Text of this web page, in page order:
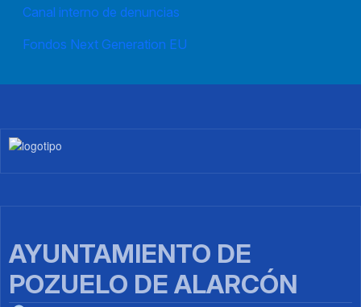
Canal interno de denuncias
Fondos Next Generation EU
Imagen
AYUNTAMIENTO DE
POZUELO DE ALARCÓN